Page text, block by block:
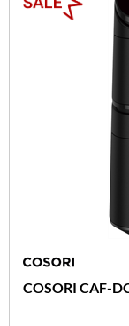
COSORI CAF-